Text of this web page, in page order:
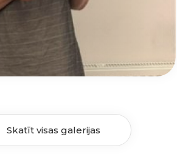
Skatīt visas galerijas